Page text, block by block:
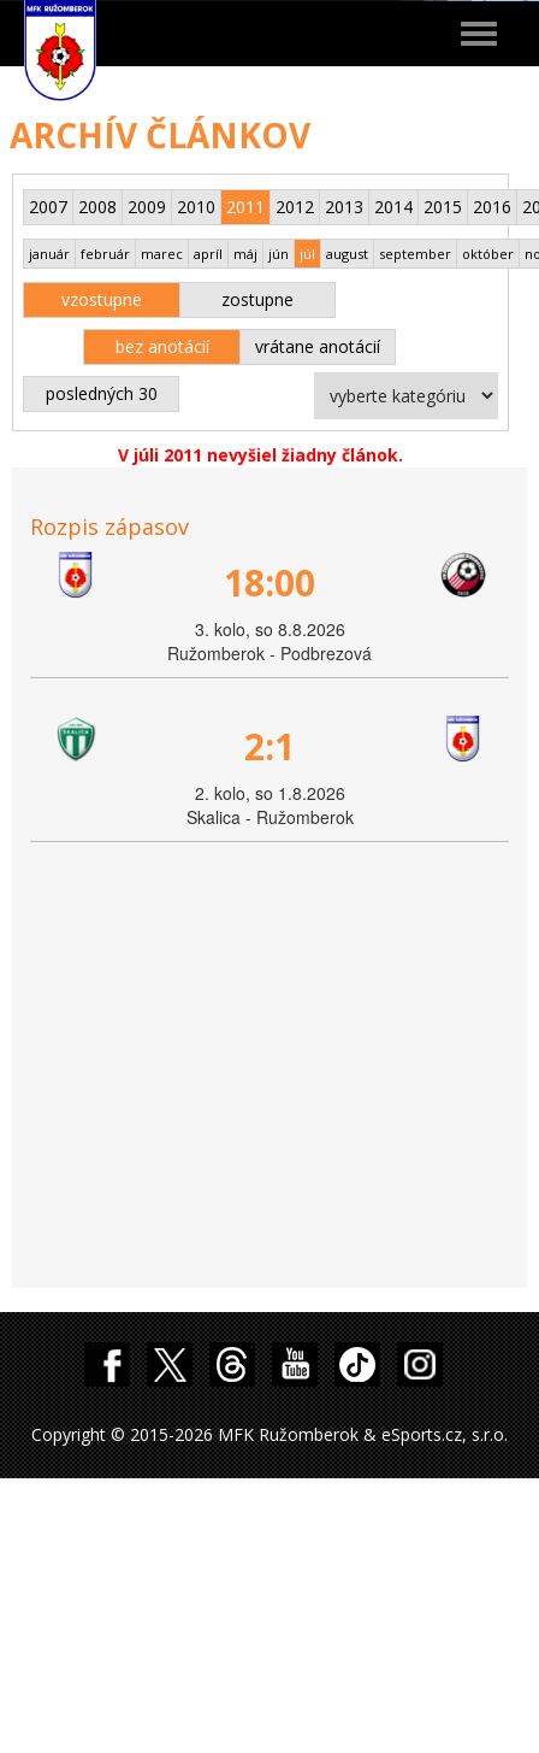
Toggle
ARCHÍV ČLÁNKOV
2007 2008 2009 2010 2011 2012 2013 2014 2015 2016
január február marec apríl máj jún júl august september október
vzostupne zostupne
bez anotácií vrátane anotácií
posledných 30
V júli 2011 nevyšiel žiadny článok.
Rozpis zápasov
18:00
3. kolo, so 8.8.2026
Ružomberok - Podbrezová
2:1
2. kolo, so 1.8.2026
Skalica - Ružomberok
Copyright © 2015-2026 MFK Ružomberok & eSports.cz, s.r.o.